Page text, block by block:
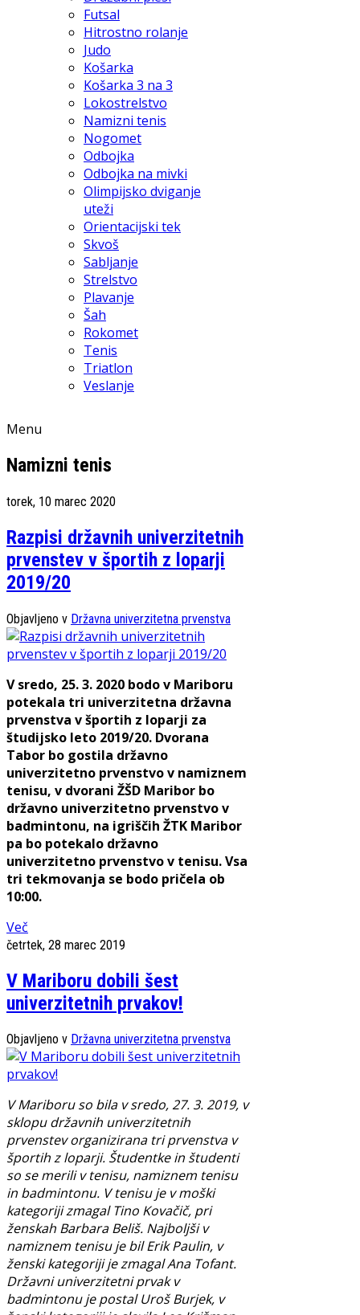
Futsal
Hitrostno rolanje
Judo
Košarka
Košarka 3 na 3
Lokostrelstvo
Namizni tenis
Nogomet
Odbojka
Odbojka na mivki
Olimpijsko dviganje
uteži
Orientacijski tek
Skvoš
Sabljanje
Strelstvo
Plavanje
Šah
Rokomet
Tenis
Triatlon
Veslanje
Menu
Namizni tenis
torek, 10 marec 2020
Razpisi državnih univerzitetnih
prvenstev v športih z loparji
2019/20
Objavljeno v Državna univerzitetna prvenstva
V sredo, 25. 3. 2020 bodo v Mariboru
potekala tri univerzitetna državna
prvenstva v športih z loparji za
študijsko leto 2019/20. Dvorana
Tabor bo gostila državno
univerzitetno prvenstvo v namiznem
tenisu, v dvorani ŽŠD Maribor bo
državno univerzitetno prvenstvo v
badmintonu, na igriščih ŽTK Maribor
pa bo potekalo državno
univerzitetno prvenstvo v tenisu. Vsa
tri tekmovanja se bodo pričela ob
10:00.
Več
četrtek, 28 marec 2019
V Mariboru dobili šest
univerzitetnih prvakov!
Objavljeno v Državna univerzitetna prvenstva
V Mariboru so bila v sredo, 27. 3. 2019, v
sklopu državnih univerzitetnih
prvenstev organizirana tri prvenstva v
športih z loparji. Študentke in študenti
so se merili v tenisu, namiznem tenisu
in badmintonu. V tenisu je v moški
kategoriji zmagal Tino Kovačič, pri
ženskah Barbara Beliš. Najboljši v
namiznem tenisu je bil Erik Paulin, v
ženski kategoriji je zmagal Ana Tofant.
Državni univerzitetni prvak v
badmintonu je postal Uroš Burjek, v